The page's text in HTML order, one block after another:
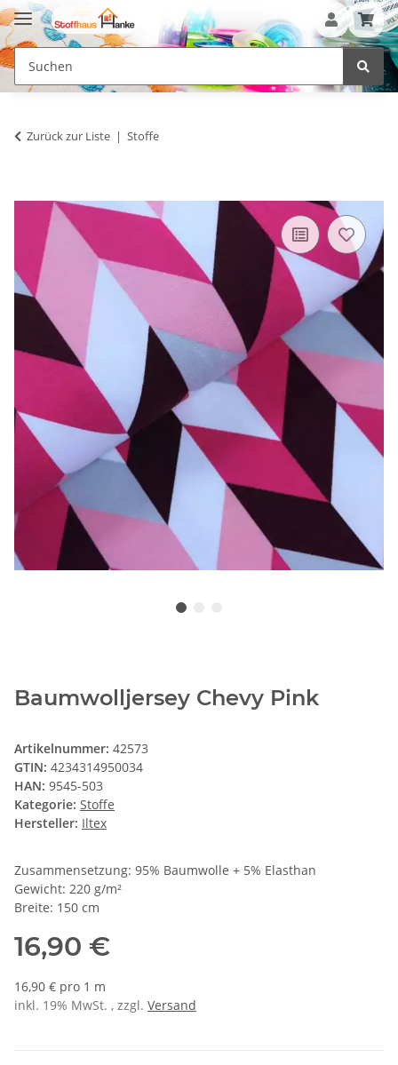
Zurück zur Liste Stoffe
Baumwolljersey Chevy Pink
Artikelnummer: 42573
GTIN: 4234314950034
HAN: 9545-503
Kategorie: Stoffe
Hersteller: Iltex
Zusammensetzung: 95% Baumwolle + 5% Elasthan
Gewicht: 220 g/m²
Breite: 150 cm
16,90 €
16,90 € pro 1 m
inkl. 19% MwSt. , zzgl. Versand